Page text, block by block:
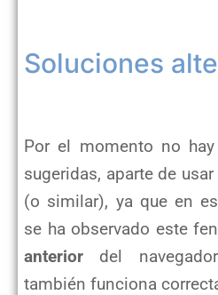
Soluciones
Por el momento no
sugeridas, aparte de
(o similar), ya que en
se ha observado este
anterior del
también funciona